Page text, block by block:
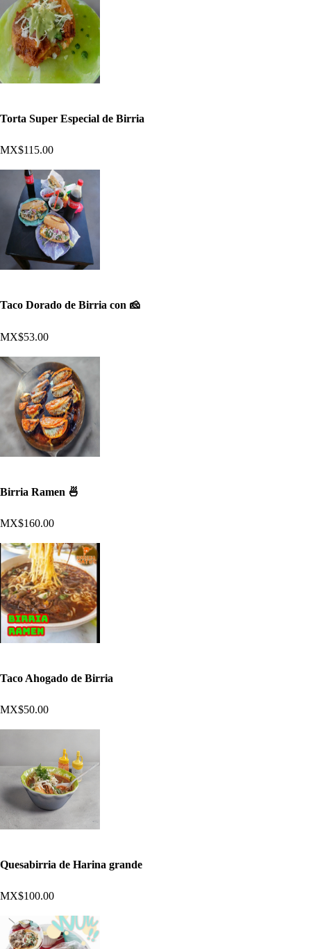
Torta Super Especial de Birria
MX$115.00
Taco Dorado de Birria con 🧀
MX$53.00
Birria Ramen 🍜
MX$160.00
Taco Ahogado de Birria
MX$50.00
Quesabirria de Harina grande
MX$100.00